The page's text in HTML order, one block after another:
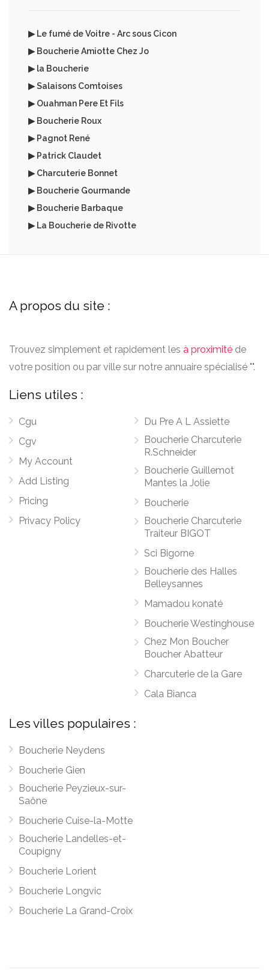
▶ Le fumé de Voitre - Arc sous Cicon
▶ Boucherie Amiotte Chez Jo
▶ la Boucherie
▶ Salaisons Comtoises
▶ Ouahman Pere Et Fils
▶ Boucherie Roux
▶ Pagnot René
▶ Patrick Claudet
▶ Charcuterie Bonnet
▶ Boucherie Gourmande
▶ Boucherie Barbaque
▶ La Boucherie de Rivotte
A propos du site :
Trouvez simplement et rapidement les à proximité de
votre position ou par ville sur notre annuaire spécialisé "".
Liens utiles :
Cgu
Cgv
My Account
Add Listing
Pricing
Privacy Policy
Du Pre A L Assiette
Boucherie Charcuterie
R.Schneider
Boucherie Guillemot
Mantes la Jolie
Boucherie
Boucherie Charcuterie
Traiteur BIGOT
Sci Bigorne
Boucherie des Halles
Belleysannes
Mamadou konaté
Boucherie Westinghouse
Chez Mon Boucher
Boucher Abatteur
Charcuterie de la Gare
Cala Bianca
Les villes populaires :
Boucherie Neydens
Boucherie Gien
Boucherie Peyzieux-sur-
Saône
Boucherie Cuise-la-Motte
Boucherie Landelles-et-
Coupigny
Boucherie Lorient
Boucherie Longvic
Boucherie La Grand-Croix